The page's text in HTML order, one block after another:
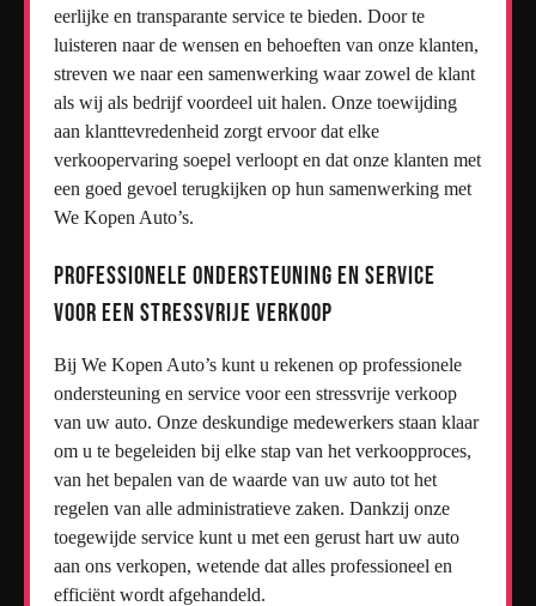
eerlijke en transparante service te bieden. Door te
luisteren naar de wensen en behoeften van onze klanten,
streven we naar een samenwerking waar zowel de klant
als wij als bedrijf voordeel uit halen. Onze toewijding
aan klanttevredenheid zorgt ervoor dat elke
verkoopervaring soepel verloopt en dat onze klanten met
een goed gevoel terugkijken op hun samenwerking met
We Kopen Auto’s.
Professionele ondersteuning en service
voor een stressvrije verkoop
Bij We Kopen Auto’s kunt u rekenen op professionele
ondersteuning en service voor een stressvrije verkoop
van uw auto. Onze deskundige medewerkers staan klaar
om u te begeleiden bij elke stap van het verkoopproces,
van het bepalen van de waarde van uw auto tot het
regelen van alle administratieve zaken. Dankzij onze
toegewijde service kunt u met een gerust hart uw auto
aan ons verkopen, wetende dat alles professioneel en
efficiënt wordt afgehandeld.